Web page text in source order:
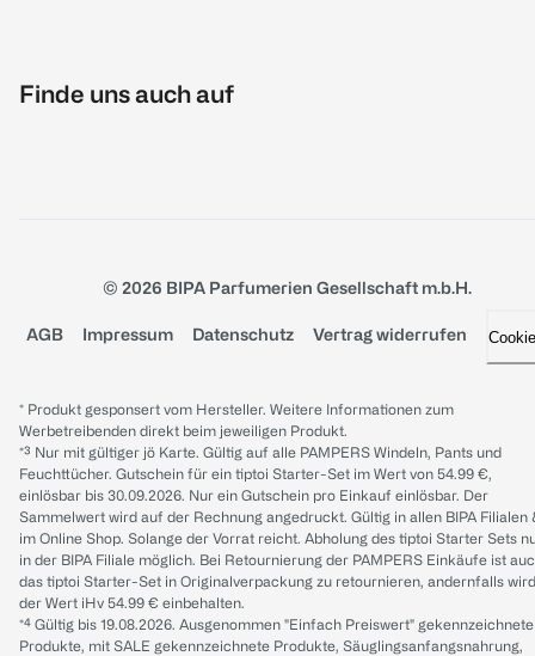
Finde uns auch auf
© 2026 BIPA Parfumerien Gesellschaft m.b.H.
AGB Impressum Datenschutz Vertrag widerrufen
* Produkt gesponsert vom Hersteller. Weitere Informationen zum
Werbetreibenden direkt beim jeweiligen Produkt.
*³ Nur mit gültiger jö Karte. Gültig auf alle PAMPERS Windeln, Pants und
Feuchttücher. Gutschein für ein tiptoi Starter-Set im Wert von 54.99 €,
einlösbar bis 30.09.2026. Nur ein Gutschein pro Einkauf einlösbar. Der
Sammelwert wird auf der Rechnung angedruckt. Gültig in allen BIPA Filialen
im Online Shop. Solange der Vorrat reicht. Abholung des tiptoi Starter Sets
in der BIPA Filiale möglich. Bei Retournierung der PAMPERS Einkäufe ist
das tiptoi Starter-Set in Originalverpackung zu retournieren, andernfalls wird
der Wert iHv 54.99 € einbehalten.
*⁴ Gültig bis 19.08.2026. Ausgenommen "Einfach Preiswert" gekennzeichnete
Produkte, mit SALE gekennzeichnete Produkte, Säuglingsanfangsnahrung,